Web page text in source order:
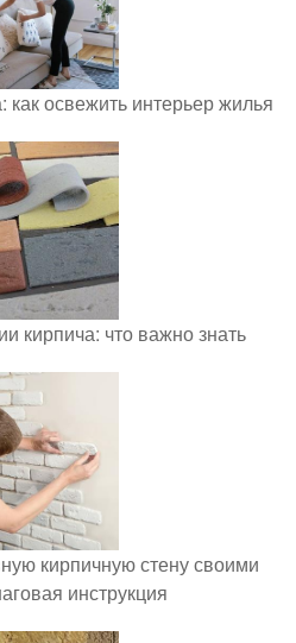
освежить интерьер жилья
кирпича: что важно знать
кирпичную стену своими
инструкция